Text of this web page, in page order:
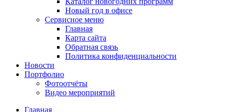
Новый год в офисе
Сервисное меню
Главная
Карта сайта
Обратная связь
Политика конфиденциальности
Новости
Портфолио
Фотоотчёты
Видео мероприятий
Главная